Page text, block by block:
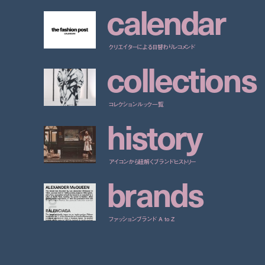
calendar
クリエイターによる日替わりレコメンド
collections
コレクションルック一覧
history
アイコンから紐解くブランドヒストリー
brands
ファッションブランド A to Z